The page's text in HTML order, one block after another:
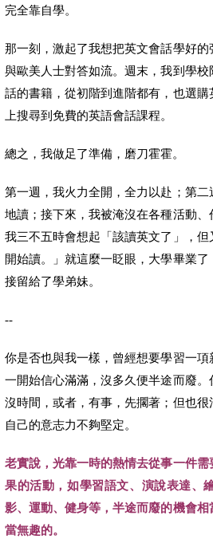
完全靠自學。
那一刻，激起了我想把英文會話學好
與歐美人士對答如流。週末，我到學
話的書籍，從初階到進階都有，也選
上搜尋到免費的英語會話課程。
總之，我做足了準備，磨刀霍霍。
第一週，我火力全開，全力以赴；第
地讀；接下來，我被淹沒在各種活動
我三不五時會想起「該讀英文了」，
開始讀。」就這麼一眨眼，大學畢業
接留給了學弟妹。
--
你是否也與我一樣，曾經想要學習一項
一開始信心滿滿，沒多久便半途而廢。
沒時間，或者，有事，先擱著；但也
自己的意志力不夠堅定。
老實說，光靠一時的熱情去從事一件
果的活動，如學習語文、演說表達、
影、運動、健身等，半途而廢的機會
當無趣的。